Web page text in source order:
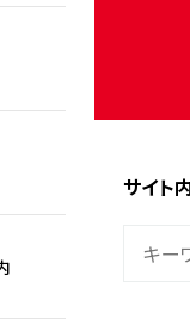
サイト